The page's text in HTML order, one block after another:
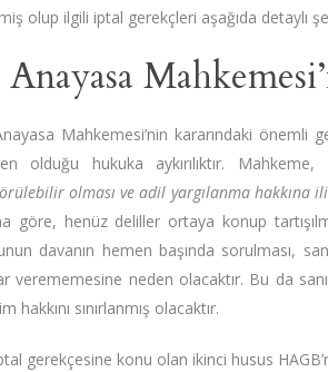
olup ilgili iptal gerekçleri aşağıda detaylı
Anayasa
Mahkemesi’nin kararındaki önemli
olduğu hukuka aykırılıktır. Mahkeme,
olması ve adil yargılanma hakkına
göre, henüz deliller ortaya konup
davanın hemen başında sorulması,
verememesine neden olacaktır. Bu da
hakkını sınırlanmış olacaktır.
gerekçesine konu olan ikinci husus